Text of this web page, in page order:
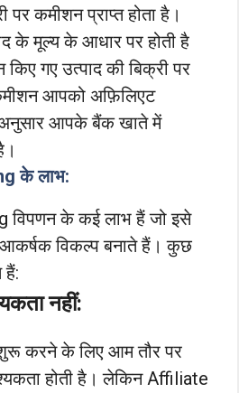
कमीशन प्राप्त होता है।
के मूल्य के आधार पर होती है
गए उत्पाद की बिक्री पर
आपको अफ़िलिएट
अनुसार आपके बैंक खाते में
के लाभ:
के कई लाभ हैं जो इसे
आकर्षक विकल्प बनाते हैं। कुछ
हैं:
नहीं:
करने के लिए आम तौर पर
होती है। लेकिन Affiliate